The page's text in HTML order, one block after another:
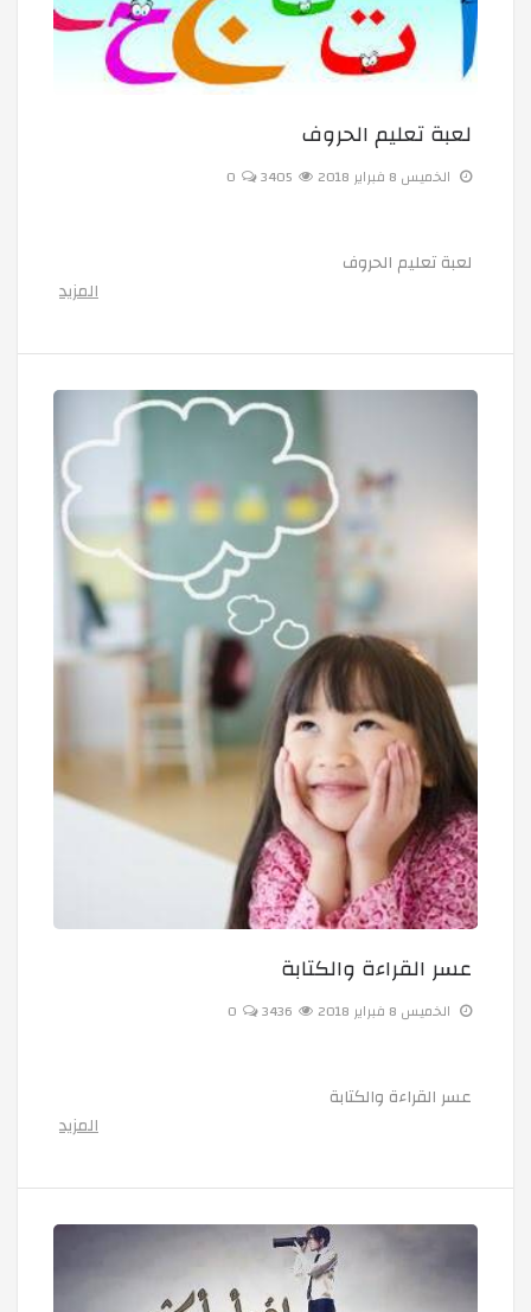
لعبة تعليم الحروف
الخميس 8 فبراير 2018 3405
0
لعبة تعليم الحروف
المزيد
عسر القراءة والكتابة
الخميس 8 فبراير 2018 3436
0
عسر القراءة والكتابة
المزيد